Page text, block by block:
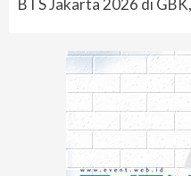
BTS Jakarta 2026 di